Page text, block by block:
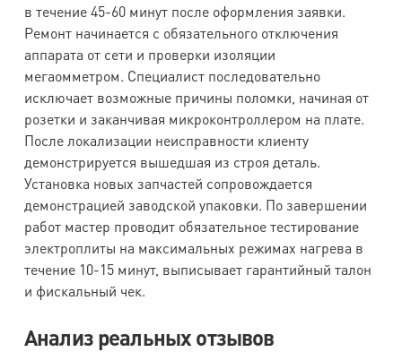
в течение 45-60 минут после оформления заявки.
Ремонт начинается с обязательного отключения
аппарата от сети и проверки изоляции
мегаомметром. Специалист последовательно
исключает возможные причины поломки, начиная от
розетки и заканчивая микроконтроллером на плате.
После локализации неисправности клиенту
демонстрируется вышедшая из строя деталь.
Установка новых запчастей сопровождается
демонстрацией заводской упаковки. По завершении
работ мастер проводит обязательное тестирование
электроплиты на максимальных режимах нагрева в
течение 10-15 минут, выписывает гарантийный талон
и фискальный чек.
Анализ реальных отзывов